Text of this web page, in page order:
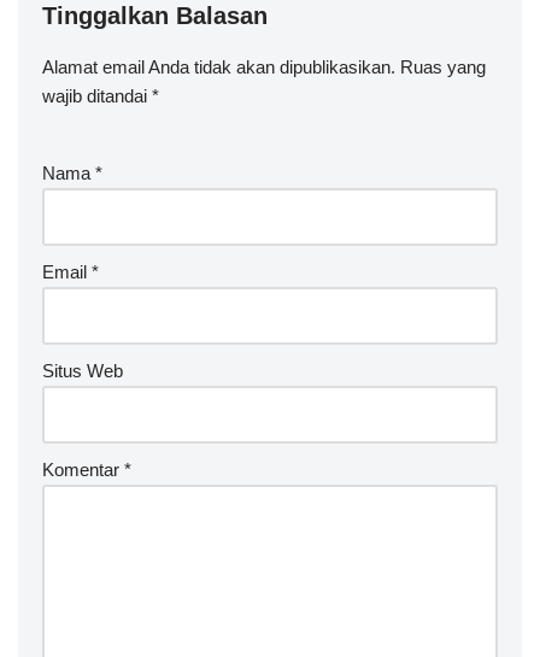
Tinggalkan Balasan
Alamat email Anda tidak akan dipublikasikan. Ruas yang
wajib ditandai *
Nama *
Email *
Situs Web
Komentar *
A
lt
n
ti
v